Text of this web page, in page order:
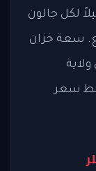
سعة 6.2 لتر، ويحقق 11 ميلاً لكل جالون
السريع. سعة خزان
ولاية
مع متوسط سعر